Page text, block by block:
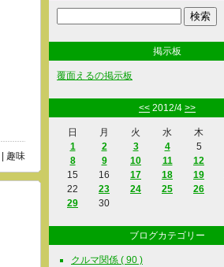
| 趣味
掲示板
覆面えるの掲示板
<< 2012/4 >>
日 月 火 水 木
1
2 3 4 5
8
9 10 11 12
15
16 17 18 19
22
23 24 25 26
29
30
ブログカテゴリー
クルマ関係 ( 90 )